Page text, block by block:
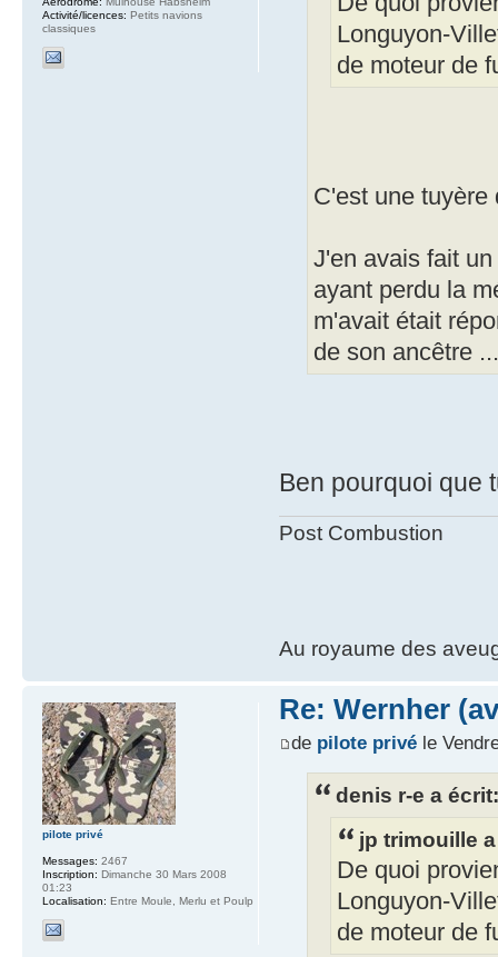
Longuyon-
de moteur de
C'est une tuyère
J'en avais fait
ayant perdu la
m'avait était
de son ancêtre
Ben pourquoi que
Post Combustion
Au royaume des
Activité/licences: Petits navions
classiques
Re: Wernher
de pilote privéle
denis r-e a écrit:
jp trimouille
De quoi
Longuyon-
de moteur de
pilote privé
Messages: 2467
Inscription: Dimanche 30 Mars 2008
01:23
Localisation: Entre Moule, Merlu et Poulp